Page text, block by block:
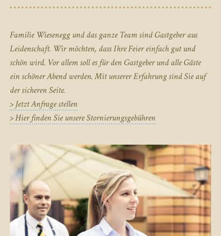
Familie Wiesenegg und das ganze Team sind Gastgeber aus
Leidenschaft. Wir möchten, dass Ihre Feier einfach gut und
schön wird. Vor allem soll es für den Gastgeber und alle Gäste
ein schöner Abend werden. Mit unserer Erfahrung sind Sie auf
der sicheren Seite.
> Jetzt Anfrage stellen
> Hier finden Sie unsere Stornierungsgebühren